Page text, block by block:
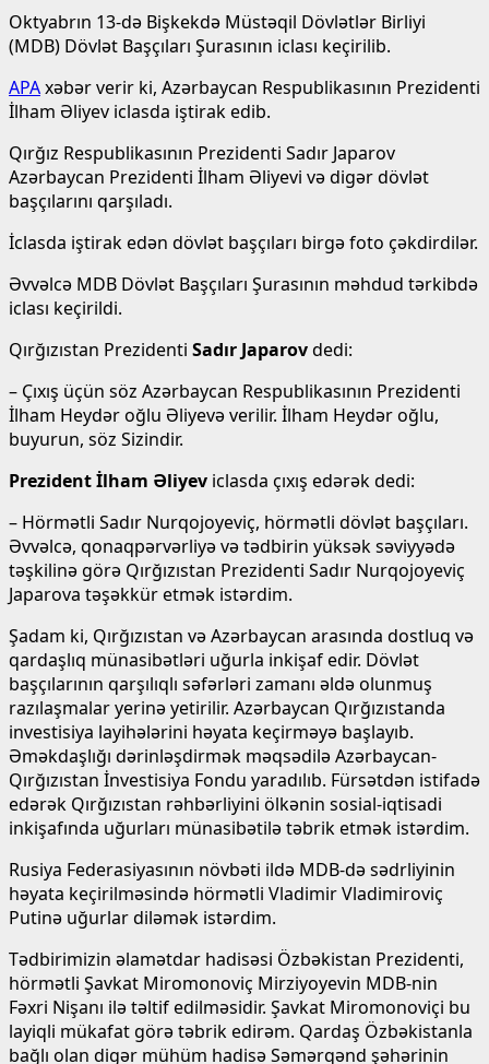
Oktyabrın 13-də Bişkekdə Müstəqil Dövlətlər Birliyi
(MDB) Dövlət Başçıları Şurasının iclası keçirilib.
APAxəbər verir ki, Azərbaycan Respublikasının Prezidenti
İlham Əliyev iclasda iştirak edib.
Qırğız Respublikasının Prezidenti Sadır Japarov
Azərbaycan Prezidenti İlham Əliyevi və digər dövlət
başçılarını qarşıladı.
İclasda iştirak edən dövlət başçıları birgə foto çəkdirdilər.
Əvvəlcə MDB Dövlət Başçıları Şurasının məhdud tərkibdə
iclası keçirildi.
Qırğızıstan Prezidenti Sadır Japarovdedi:
– Çıxış üçün söz Azərbaycan Respublikasının Prezidenti
İlham Heydər oğlu Əliyevə verilir. İlham Heydər oğlu,
buyurun, söz Sizindir.
Prezident İlham Əliyev iclasda çıxış edərək dedi:
– Hörmətli Sadır Nurqojoyeviç, hörmətli dövlət başçıları.
Əvvəlcə, qonaqpərvərliyə və tədbirin yüksək səviyyədə
təşkilinə görə Qırğızıstan Prezidenti Sadır Nurqojoyeviç
Japarova təşəkkür etmək istərdim.
Şadam ki, Qırğızıstan və Azərbaycan arasında dostluq və
qardaşlıq münasibətləri uğurla inkişaf edir. Dövlət
başçılarının qarşılıqlı səfərləri zamanı əldə olunmuş
razılaşmalar yerinə yetirilir. Azərbaycan Qırğızıstanda
investisiya layihələrini həyata keçirməyə başlayıb.
Əməkdaşlığı dərinləşdirmək məqsədilə Azərbaycan-
Qırğızıstan İnvestisiya Fondu yaradılıb. Fürsətdən istifadə
edərək Qırğızıstan rəhbərliyini ölkənin sosial-iqtisadi
inkişafında uğurları münasibətilə təbrik etmək istərdim.
Rusiya Federasiyasının növbəti ildə MDB-də sədrliyinin
həyata keçirilməsində hörmətli Vladimir Vladimiroviç
Putinə uğurlar diləmək istərdim.
Tədbirimizin əlamətdar hadisəsi Özbəkistan Prezidenti,
hörmətli Şavkat Miromonoviç Mirziyoyevin MDB-nin
Fəxri Nişanı ilə təltif edilməsidir. Şavkat Miromonoviçi bu
layiqli mükafat görə təbrik edirəm. Qardaş Özbəkistanla
bağlı olan digər mühüm hadisə Səmərqənd şəhərinin